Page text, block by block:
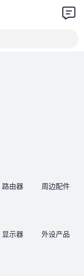
路由器
显示器
周边配件
外设产品